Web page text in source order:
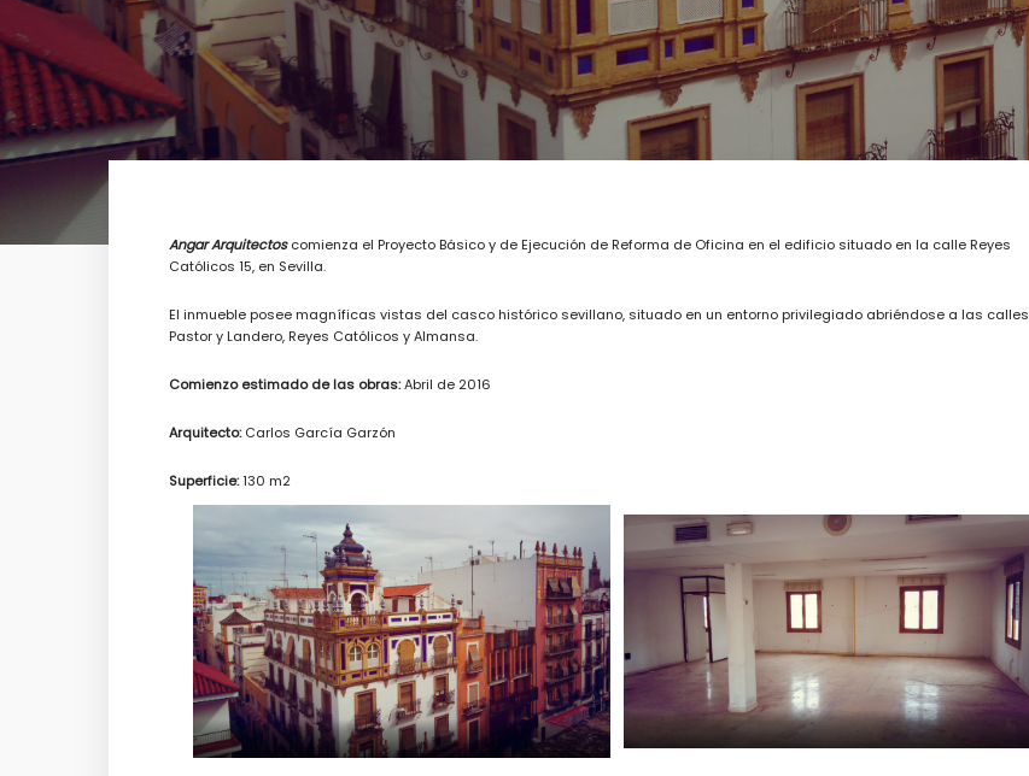
Angar Arquitectoscomienza el Proyecto Básico y de Ejecución de Reforma de Oficina en el edificio situado en la calle Reyes
Católicos 15, en Sevilla.
El inmueble posee magníficas vistas del casco histórico sevillano, situado en un entorno privilegiado abriéndose a las calles
Pastor y Landero, Reyes Católicos y Almansa.
Comienzo estimado de las obras:Abril de 2016
Arquitecto:Carlos García Garzón
Superficie:130 m2